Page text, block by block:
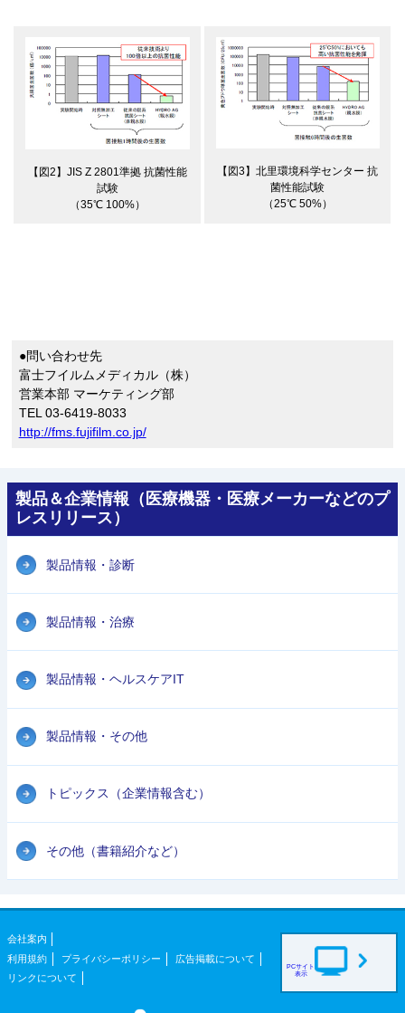
【図2】JIS Z 2801準拠 抗菌性能
試験
（35℃ 100%）
【図3】北里環境科学センター 抗
菌性能試験
（25℃ 50%）
●問い合わせ先
富士フイルムメディカル（株）
営業本部 マーケティング部
TEL 03-6419-8033
http://fms.fujifilm.co.jp/
製品＆企業情報（医療機器・医療メーカーなどのプ
レスリリース）
製品情報・診断
製品情報・治療
製品情報・ヘルスケアIT
製品情報・その他
トピックス（企業情報含む）
その他（書籍紹介など）
会社案内
利用規約
プライバシーポリシー
広告掲載について
リンクについて
PCサイト
表示